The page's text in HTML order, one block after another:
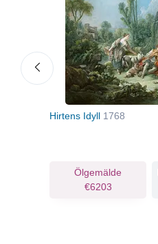
Hirtens Idyll 1768
Ölgemälde
€6203